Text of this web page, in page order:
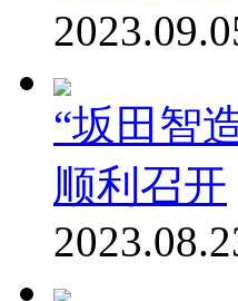
“坂田智
顺利召开